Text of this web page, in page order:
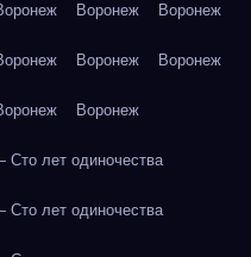
Воронеж Воронеж
Воронеж Воронеж
Воронеж
Сто лет одиночества
Сто лет одиночества